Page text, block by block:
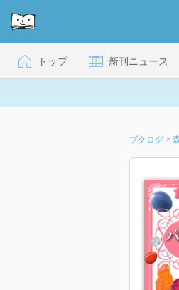
トップ 新刊ニュース
ブクログ >